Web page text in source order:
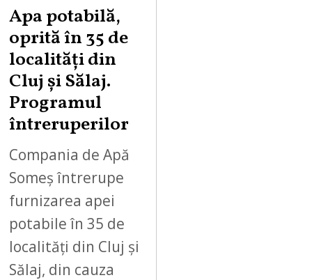
Apa potabilă,
oprită în 35 de
localități din
Cluj și Sălaj.
Programul
întreruperilor
Compania de Apă
Someș întrerupe
furnizarea apei
potabile în 35 de
localități din Cluj și
Sălaj, din cauza